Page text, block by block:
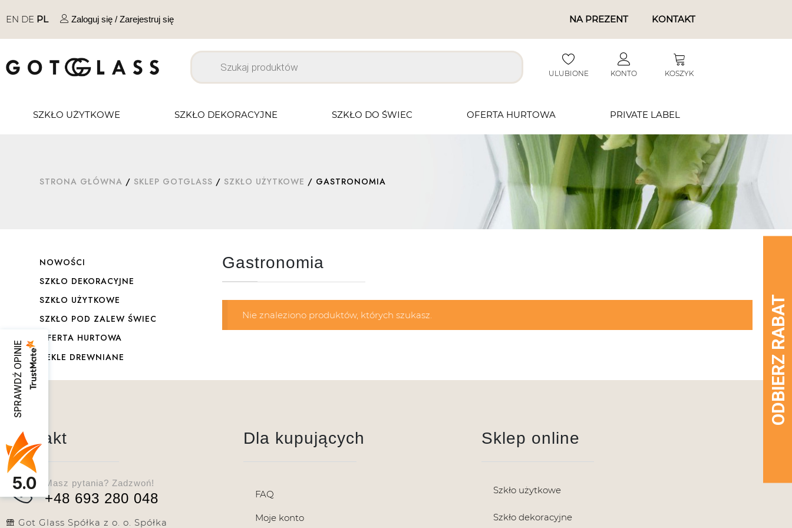
EN DE PL Zaloguj się / Zarejestruj się NA PREZENT KONTAKT
ULUBIONE KONTO KOSZYK
SZKŁO UŻYTKOWE SZKŁO DEKORACYJNE SZKŁO DO ŚWIEC OFERTA HURTOWA PRIVATE LABEL
STRONA GŁÓWNA / SKLEP GOTGLASS / SZKŁO UŻYTKOWE / GASTRONOMIA
Gastronomia
Nie znaleziono produktów, których szukasz.
NOWOŚCI
SZKŁO DEKORACYJNE
SZKŁO UŻYTKOWE
SZKŁO POD ZALEW ŚWIEC
OFERTA HURTOWA
DEKLE DREWNIANE
Kontakt
Masz pytania? Zadzwoń!
+48 693 280 048
Got Glass Spółka z o. o. Spółka
Dla kupujących
FAQ
Moje konto
Sklep online
Szkło użytkowe
Szkło dekoracyjne
SPRAWDŹ OPINIE
5.0